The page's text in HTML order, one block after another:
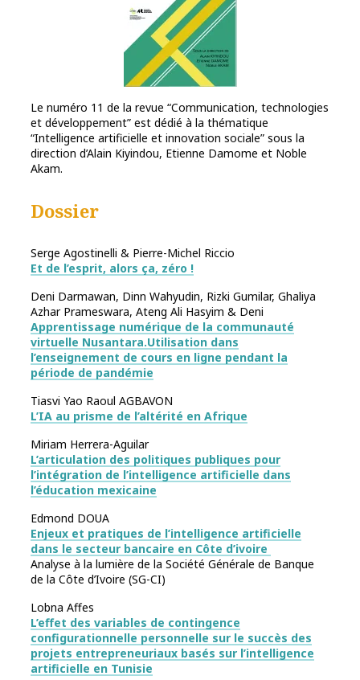
Le numéro 11 de la revue “Communication, technologies
et développement” est dédié à la thématique
“Intelligence artificielle et innovation sociale” sous la
direction d’Alain Kiyindou, Etienne Damome et Noble
Akam.
Dossier
Serge Agostinelli & Pierre-Michel Riccio
Et de l’esprit, alors ça, zéro !
Deni Darmawan, Dinn Wahyudin, Rizki Gumilar, Ghaliya
Azhar Prameswara, Ateng Ali Hasyim & Deni
Apprentissage numérique de la communauté
virtuelle Nusantara.Utilisation dans
l’enseignement de cours en ligne pendant la
période de pandémie
Tiasvi Yao Raoul AGBAVON
L’IA au prisme de l’altérité en Afrique
Miriam Herrera-Aguilar
L’articulation des politiques publiques pour
l’intégration de l’intelligence artificielle dans
l’éducation mexicaine
Edmond DOUA
Enjeux et pratiques de l’intelligence artificielle
dans le secteur bancaire en Côte d’ivoire
Analyse à la lumière de la Société Générale de Banque
de la Côte d’Ivoire (SG-CI)
Lobna Affes
L’effet des variables de contingence
configurationnelle personnelle sur le succès des
projets entrepreneuriaux basés sur l’intelligence
artificielle en Tunisie